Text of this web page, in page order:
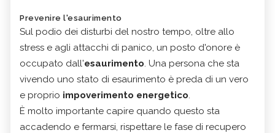
Prevenire l'esaurimento
Sul podio dei disturbi del nostro tempo, oltre allo
stress e agli attacchi di panico, un posto d'onore è
occupato dall'esaurimento. Una persona che sta
vivendo uno stato di esaurimento è preda di un vero
e proprio impoverimento energetico.
È molto importante capire quando questo sta
accadendo e fermarsi, rispettare le fase di recupero